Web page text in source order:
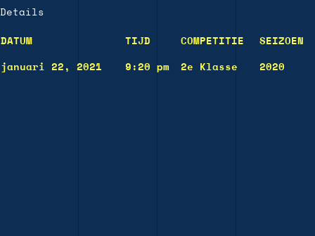
Details
DATUM TIJD COMPETITIE SEIZOEN
januari 22, 2021 9:20 pm 2e Klasse 2020